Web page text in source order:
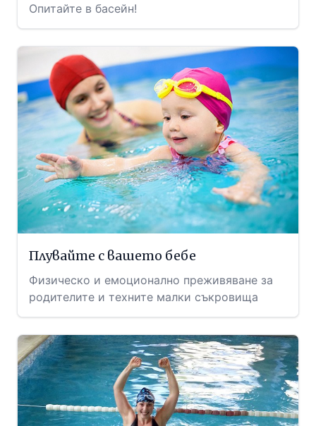
Опитайте в басейн!
Плувайте с вашето бебе
Физическо и емоционално преживяване за
родителите и техните малки съкровища